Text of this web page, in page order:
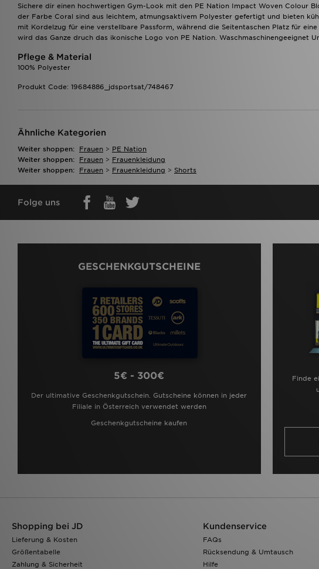
Sichere dir einen hochwertigen Gym-Look mit den PE Nation Impact Woven Colour
der Farbe Coral sind aus leichtem, atmungsaktivem Polyester gefertigt und bieten
mit Kordelzug für eine verstellbare Passform, während die Seitentaschen Platz für
wird das Ganze druch das ikonische Logo von PE Nation. Waschmaschinengeeignet
Pflege & Material
100% Polyester
Produkt Code: 19684886_jdsportsat/748467
Ähnliche Kategorien
Weiter shoppen: Frauen > PE Nation
Weiter shoppen:
Frauen > Frauenkleidung
Weiter shoppen:
Frauen > Frauenkleidung > Shorts
Folge uns
GESCHENKGUTSCHEINE
5€ - 300€
Der ultimative Geschenkgutschein. Gutscheine können in jeder
Filiale in Österreich verwendet werden
Geschenkgutscheine kaufen
Finde
Shopping bei JD
Lieferung & Kosten
Größentabelle
Zahlung & Sicherheit
Kundenservice
FAQs
Rücksendung & Umtausch
Hilfe